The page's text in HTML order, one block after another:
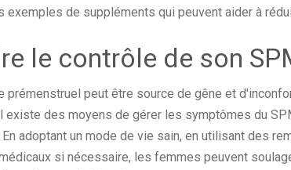
exemples de suppléments qui peuvent aider à
le contrôle de son
prémenstruel peut être source de gêne et
existe des moyens de gérer les symptômes du
adoptant un mode de vie sain, en utilisant des
si nécessaire, les femmes peuvent